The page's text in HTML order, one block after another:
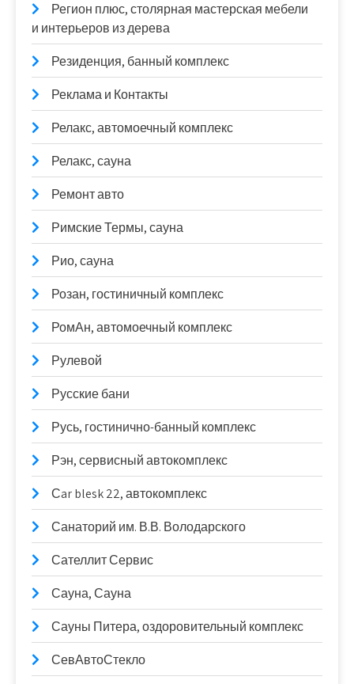
Регион плюс, столярная мастерская мебели
и интерьеров из дерева
Резиденция, банный комплекс
Реклама и Контакты
Релакс, автомоечный комплекс
Релакс, сауна
Ремонт авто
Римские Термы, сауна
Рио, сауна
Розан, гостиничный комплекс
РомАн, автомоечный комплекс
Рулевой
Русские бани
Русь, гостинично-банный комплекс
Рэн, сервисный автокомплекс
Сar blesk 22, автокомплекс
Санаторий им. В.В. Володарского
Сателлит Сервис
Сауна, Сауна
Сауны Питера, оздоровительный комплекс
СевАвтоСтекло